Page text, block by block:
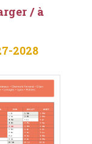
/ à
2028